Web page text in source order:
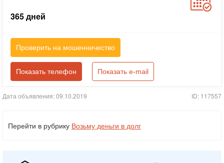
365 дней
Проверить на мошенничество
Показать телефон Показать e-mail
Дата объявления: 09.10.2019 ID: 117557
Перейти в рубрику Возьму деньги в долг